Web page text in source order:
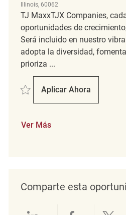
Illinois, 60062
TJ MaxxTJX Companies,
oportunidades de
Será incluido en nuestro
adopta la diversidad,
prioriza ...
Salvar Merchandising REQ139781
Aplicar Ahora
Merchandising
Ver Más
Comparte esta